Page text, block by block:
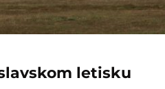
letisku